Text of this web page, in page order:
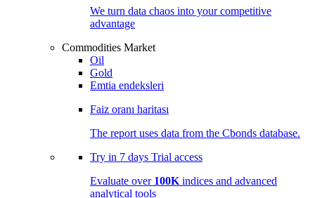
We turn data chaos into your competitive
advantage
Commodities Market
Oil
Gold
Emtia endeksleri
Faiz oranı haritası
The report uses data from the Cbonds database.
Try in 7 days Trial access
Evaluate over 100K indices and advanced
analytical tools